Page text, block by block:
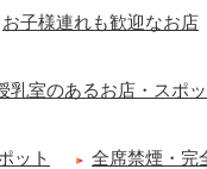
お子様連れも歓迎なお店
乳室のあるお店・スポ
ット 全席禁煙・完